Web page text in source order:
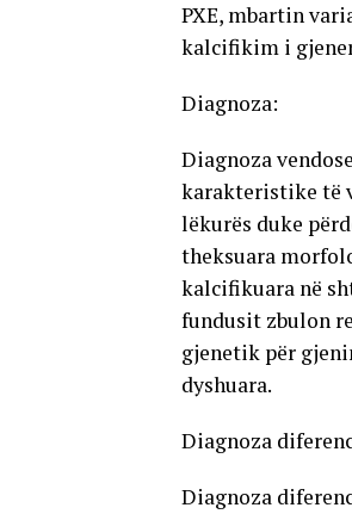
PXE, mbartin
kalcifikim i
Diagnoza:
Diagnoza
karakteristike të
lëkurës duke
theksuara
kalcifikuara në
fundusit zbulon
gjenetik për
dyshuara.
Diagnoza
Diagnoza